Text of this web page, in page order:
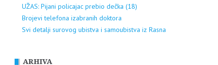
UŽAS: Pijani policajac prebio dečka (18)
Brojevi telefona izabranih doktora
Svi detalji surovog ubistva i samoubistva iz Rasna
ARHIVA